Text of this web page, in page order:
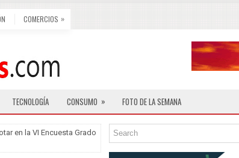
COMERCIOS »
TECNOLOGÍA CONSUMO » FOTO DE LA SEMANA
en la VI Encuesta Grado